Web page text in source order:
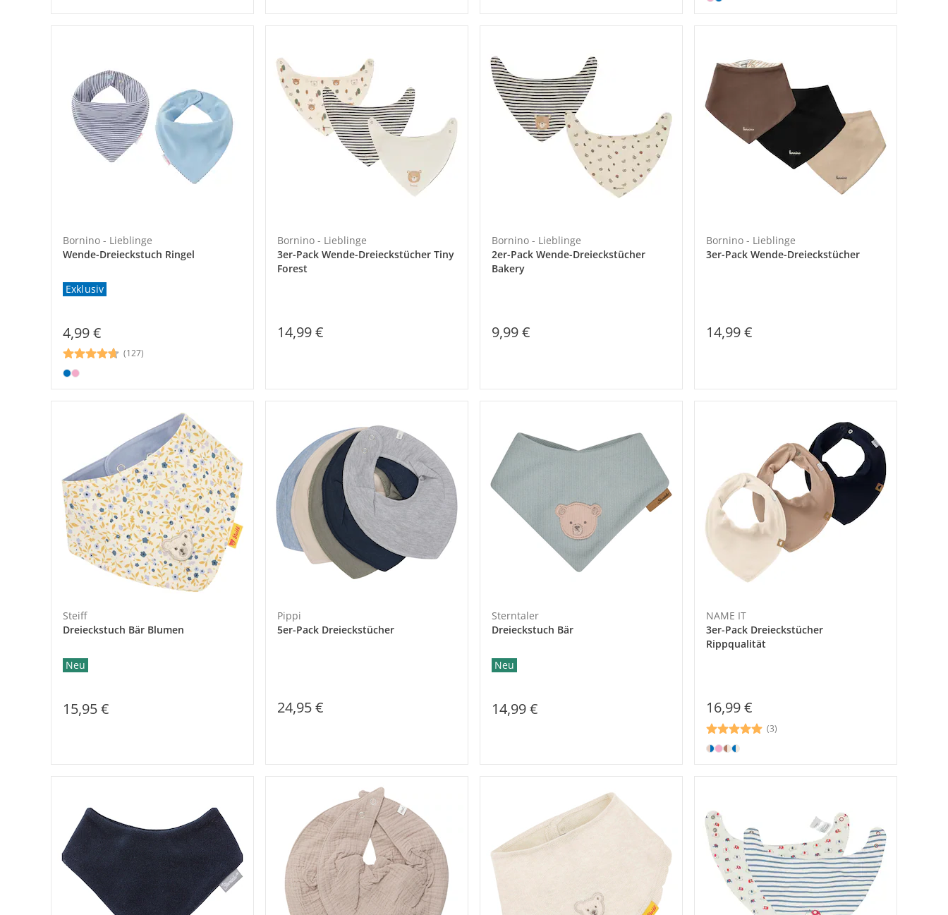
Bornino - Lieblinge
Wende-Dreieckstuch Ringel
Exklusiv
4,99 €
(127)
Bornino - Lieblinge
3er-Pack Wende-Dreieckstücher Tiny
Forest
14,99 €
Bornino - Lieblinge
2er-Pack Wende-Dreieckstücher
Bakery
9,99 €
Bornino - Lieblinge
3er-Pack Wende-Dreieckstücher
14,99 €
Steiff
Dreieckstuch Bär Blumen
Neu
15,95 €
Pippi
5er-Pack Dreieckstücher
24,95 €
Sterntaler
Dreieckstuch Bär
Neu
14,99 €
NAME IT
3er-Pack Dreieckstücher
Rippqualität
16,99 €
(3)